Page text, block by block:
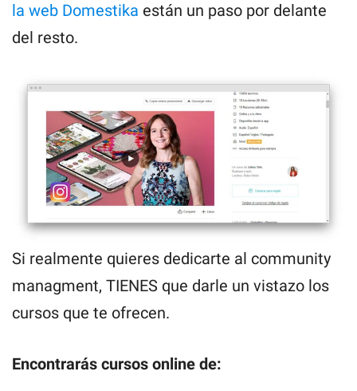
la web Domestika están un paso por delante
del resto.
Si realmente quieres dedicarte al community
managment, TIENES que darle un vistazo los
cursos que te ofrecen.
Encontrarás cursos online de: